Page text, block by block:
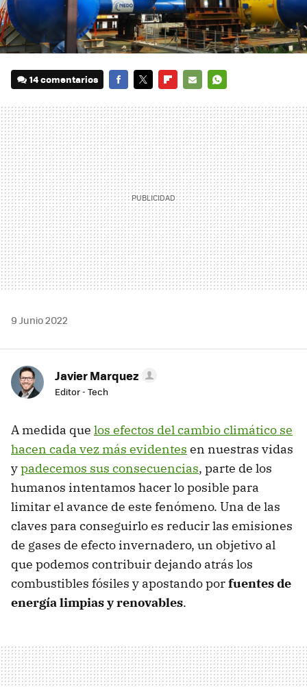
14 comentarios
MAIL
9 Junio 2022
Javier Marquez
Editor - Tech
A medida que los efectos del cambio climático se
hacen cada vez más evidentes en nuestras vidas
ypadecemos sus consecuencias, parte de los
humanos intentamos hacer lo posible para
limitar el avance de este fenómeno. Una de las
claves para conseguirlo es reducir las emisiones
de gases de efecto invernadero, un objetivo al
que podemos contribuir dejando atrás los
combustibles fósiles y apostando porfuentes de
energía limpias y renovables.